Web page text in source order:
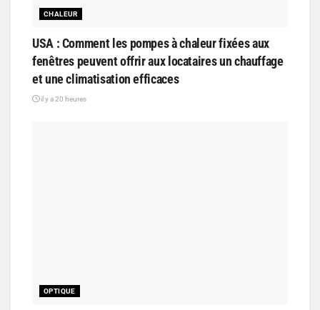
CHALEUR
USA : Comment les pompes à chaleur fixées aux
fenêtres peuvent offrir aux locataires un chauffage
et une climatisation efficaces
il y a 20 heures
OPTIQUE